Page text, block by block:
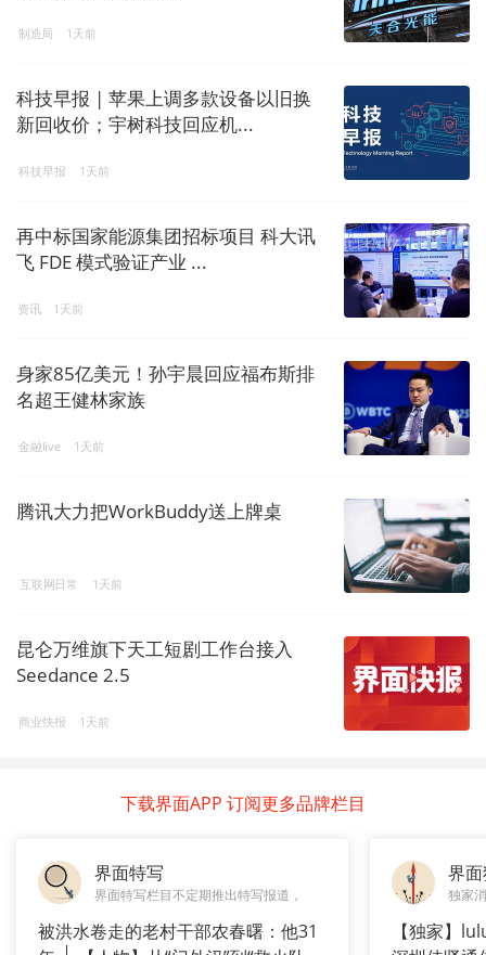
制造局 1天前
科技早报 | 苹果上调多款设备以旧换
新回收价；宇树科技回应机...
科技早报 1天前
再中标国家能源集团招标项目 科大讯
飞 FDE 模式验证产业 ...
资讯 1天前
身家85亿美元！孙宇晨回应福布斯排
名超王健林家族
金融live 1天前
腾讯大力把WorkBuddy送上牌桌
互联网日常 1天前
昆仑万维旗下天工短剧工作台接入
Seedance 2.5
商业快报 1天前
下载界面APP 订阅更多品牌栏目
界面特写
界面特写栏目不定期推出特写报道，
被洪水卷走的老村干部农春曙：他31
界
独家
【独家】